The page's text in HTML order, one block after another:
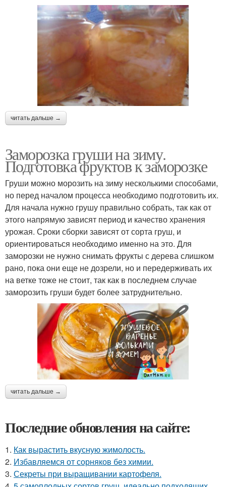
читать дальше →
Заморозка груши на зиму.
Подготовка фруктов к заморозке
Груши можно морозить на зиму несколькими способами,
но перед началом процесса необходимо подготовить их.
Для начала нужно грушу правильно собрать, так как от
этого напрямую зависят период и качество хранения
урожая. Сроки сборки зависят от сорта груш, и
ориентироваться необходимо именно на это. Для
заморозки не нужно снимать фрукты с дерева слишком
рано, пока они еще не дозрели, но и передерживать их
на ветке тоже не стоит, так как в последнем случае
заморозить груши будет более затруднительно.
читать дальше →
Последние обновления на сайте:
1. Как вырастить вкусную жимолость.
2. Избавляемся от сорняков без химии.
3. Секреты при выращивании картофеля.